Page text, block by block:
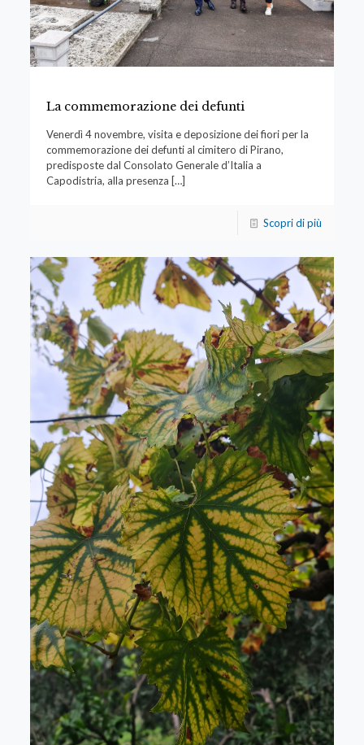
La commemorazione dei defunti
Venerdì 4 novembre, visita e deposizione dei fiori per la
commemorazione dei defunti al cimitero di Pirano,
predisposte dal Consolato Generale d’Italia a
Capodistria, alla presenza […]
Scopri di più